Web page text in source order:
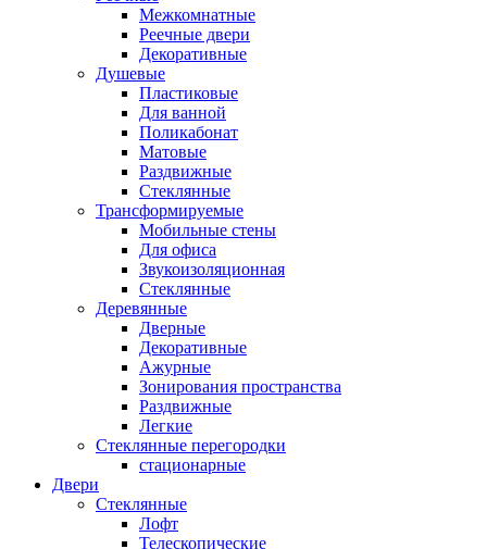
Межкомнатные
Реечные двери
Декоративные
Душевые
Пластиковые
Для ванной
Поликабонат
Матовые
Раздвижные
Стеклянные
Трансформируемые
Мобильные стены
Для офиса
Звукоизоляционная
Стеклянные
Деревянные
Дверные
Декоративные
Ажурные
Зонирования пространства
Раздвижные
Легкие
Стеклянные перегородки
стационарные
Двери
Стеклянные
Лофт
Телескопические